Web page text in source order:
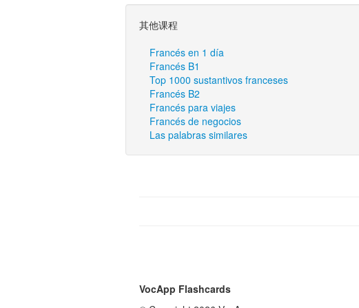
其他课程
Francés en 1 día
Francés B1
Top 1000 sustantivos franceses
Francés B2
Francés para viajes
Francés de negocios
Las palabras similares
VocApp Flashcards